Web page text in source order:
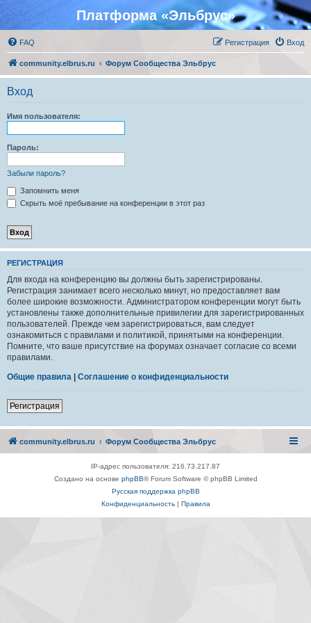
Платформа «Эльбрус»
FAQ Вход
Регистрация
community.elbrus.ru Форум Сообщества Эльбрус
Вход
Имя пользователя:
Пароль:
Забыли пароль?
Запомнить меня
Скрыть моё пребывание на конференции в этот раз
РЕГИСТРАЦИЯ
Для входа на конференцию вы должны быть зарегистрированы.
Регистрация занимает всего несколько минут, но предоставляет вам
более широкие возможности. Администратором конференции могут быть
установлены также дополнительные привилегии для зарегистрированных
пользователей. Прежде чем зарегистрироваться, вам следует
ознакомиться с правилами и политикой, принятыми на конференции.
Помните, что ваше присутствие на форумах означает согласие со всеми
правилами.
Общие правила | Соглашение о конфиденциальности
Регистрация
community.elbrus.ru Форум Сообщества Эльбрус
IP-адрес пользователя: 216.73.217.87
Создано на основе phpBB® Forum Software © phpBB Limited
Русская поддержка phpBB
Конфиденциальность| Правила